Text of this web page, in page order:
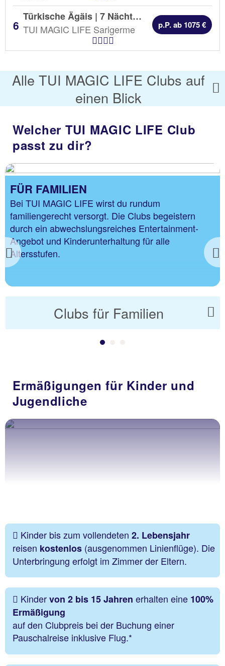
Türkische Ägäis | 7 Nächte |
AI
TUI MAGIC LIFE Sarigerme
p.P. ab 1075 €
Alle TUI MAGIC LIFE Clubs auf
einen Blick
Welcher TUI MAGIC LIFE Club
passt zu dir?
Previous
FÜR FAMILIEN
Bei TUI MAGIC LIFE wirst du rundum
familiengerecht versorgt. Die Clubs begeistern
durch ein abwechslungsreiches Entertainment-
Angebot und Kinderunterhaltung für alle
Altersstufen.
Clubs für Familien
Ermäßigungen für Kinder und
Jugendliche
Kinder bis zum vollendeten 2. Lebensjahr
reisen kostenlos (ausgenommen Linienflüge). Die
Unterbringung erfolgt im Zimmer der Eltern.
Kindervon 2 bis 15 Jahren erhalten eine 100%
Ermäßigung
auf den Clubpreis bei der Buchung einer
Pauschalreise inklusive Flug.*